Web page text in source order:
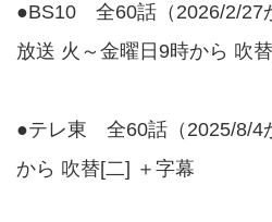
●BS10 全60話（2026/2/27
放送 火～金曜日9時から 吹
●テレ東 全60話（2025/8/4
から 吹替[二] ＋字幕